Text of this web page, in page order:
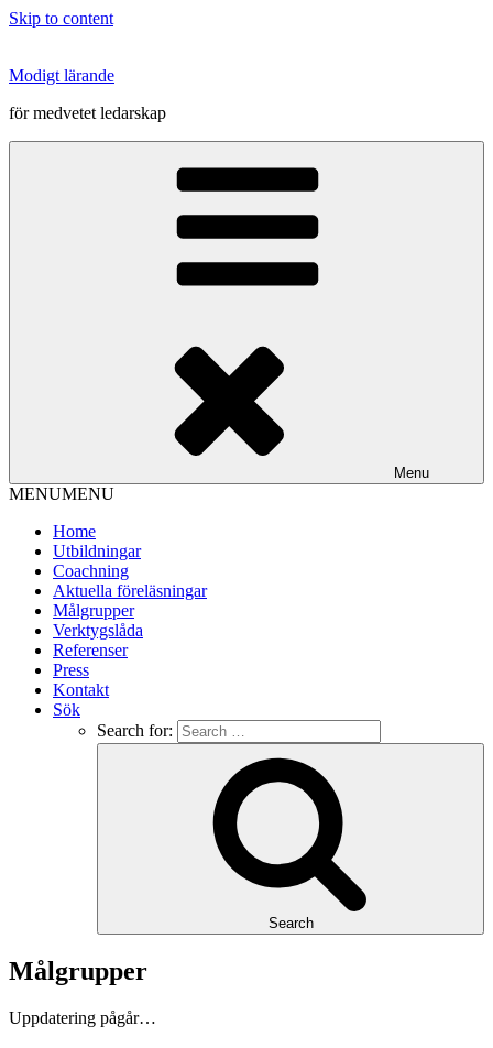
Skip to content
Modigt lärande
för medvetet ledarskap
Menu
MENUMENU
Home
Utbildningar
Coachning
Aktuella föreläsningar
Målgrupper
Verktygslåda
Referenser
Press
Kontakt
Sök
Search for:
Search
Målgrupper
Uppdatering pågår…